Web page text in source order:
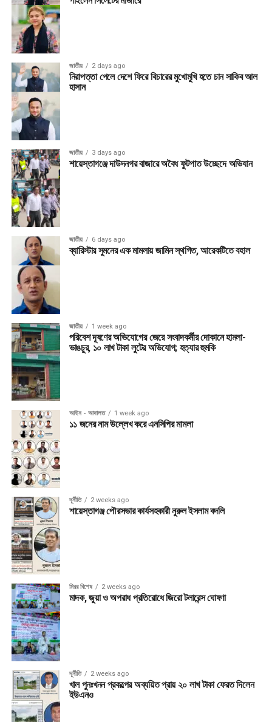
জাতীয় 2 days ago
নিরাপত্তা পেলে দেশে ফিরে বিচারের মুখোমুখি হতে চান সাকিব আল
হাসান
জাতীয় 3 days ago
শায়েস্তাগঞ্জে দাউদনগর বাজারে অবৈধ ফুটপাত উচ্ছেদে অভিযান
জাতীয় 6 days ago
ব্যারিস্টার সুমনের এক মামলায় জামিন স্থগিত, আরেকটিতে বহাল
জাতীয় 1 week ago
পরিবেশ দূষণের অভিযোগের জেরে সংবাদকর্মীর দোকানে হামলা-
ভাঙচুর, ১০ লাখ টাকা লুটের অভিযোগ; হত্যার হুমকি
আইন - আদালত 1 week ago
১১ জনের নাম উল্লেখ করে এনসিপির মামলা
দূর্নীতি 2 weeks ago
শায়েস্তাগঞ্জ পৌরসভার কার্যসহকারী নুরুল ইসলাম বদলি
মিরর বিশেষ 2 weeks ago
মাদক, জুয়া ও অপরাধ প্রতিরোধে জিরো টলারেন্স ঘোষণা
দূর্নীতি 2 weeks ago
খাল পুনঃখনন প্রকল্পের অব্যয়িত প্রায় ২০ লাখ টাকা ফেরত দিলেন
ইউএনও